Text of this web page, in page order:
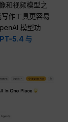
和视频模型之
作工具更容易
模型功
5.4 与